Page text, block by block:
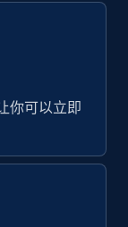
你可以立即